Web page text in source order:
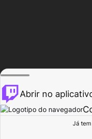
Abrir no
Já